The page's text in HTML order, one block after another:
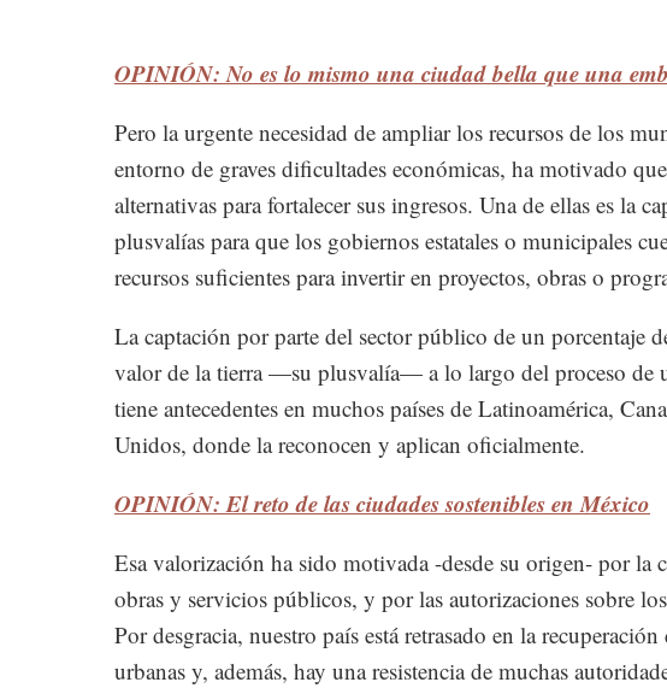
OPINIÓN: No es lo mismo una ciudad bella que una
Pero la urgente necesidad de ampliar los recursos de los
entorno de graves dificultades económicas, ha motivado
alternativas para fortalecer sus ingresos. Una de ellas es la
plusvalías para que los gobiernos estatales o municipales
recursos suficientes para invertir en proyectos, obras o
La captación por parte del sector público de un porcentaje
valor de la tierra —su plusvalía— a lo largo del proceso de
tiene antecedentes en muchos países de Latinoamérica,
Unidos, donde la reconocen y aplican oficialmente.
OPINIÓN: El reto de las ciudades sostenibles en México
Esa valorización ha sido motivada -desde su origen- por la
obras y servicios públicos, y por las autorizaciones sobre
Por desgracia, nuestro país está retrasado en la
urbanas y, además, hay una resistencia de muchas